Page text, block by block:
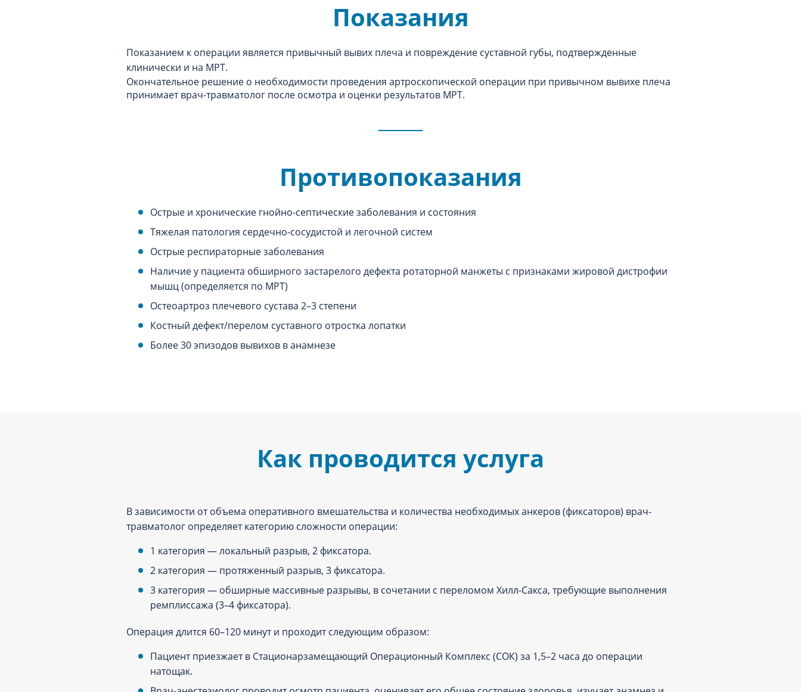
Показания
Показанием к операции является привычный вывих плеча и повреждение суставной губы, подтвержденные
клинически и на МРТ.
Окончательное решение о необходимости проведения артроскопической операции при привычном вывихе плеча
принимает врач-травматолог после осмотра и оценки результатов МРТ.
Противопоказания
Острые и хронические гнойно-септические заболевания и состояния
Тяжелая патология сердечно-сосудистой и легочной систем
Острые респираторные заболевания
Наличие у пациента обширного застарелого дефекта ротаторной манжеты с признаками жировой дистрофии
мышц (определяется по МРТ)
Остеоартроз плечевого сустава 2–3 степени
Костный дефект/перелом суставного отростка лопатки
Более 30 эпизодов вывихов в анамнезе
Как проводится услуга
В зависимости от объема оперативного вмешательства и количества необходимых анкеров (фиксаторов) врач-
травматолог определяет категорию сложности операции:
1 категория — локальный разрыв, 2 фиксатора.
2 категория — протяженный разрыв, 3 фиксатора.
3 категория — обширные массивные разрывы, в сочетании с переломом Хилл-Сакса, требующие выполнения
ремплиссажа (3–4 фиксатора).
Операция длится 60–120 минут и проходит следующим образом:
Пациент приезжает в Стационарзамещающий Операционный Комплекс (СОК) за 1,5–2 часа до операции
натощак.